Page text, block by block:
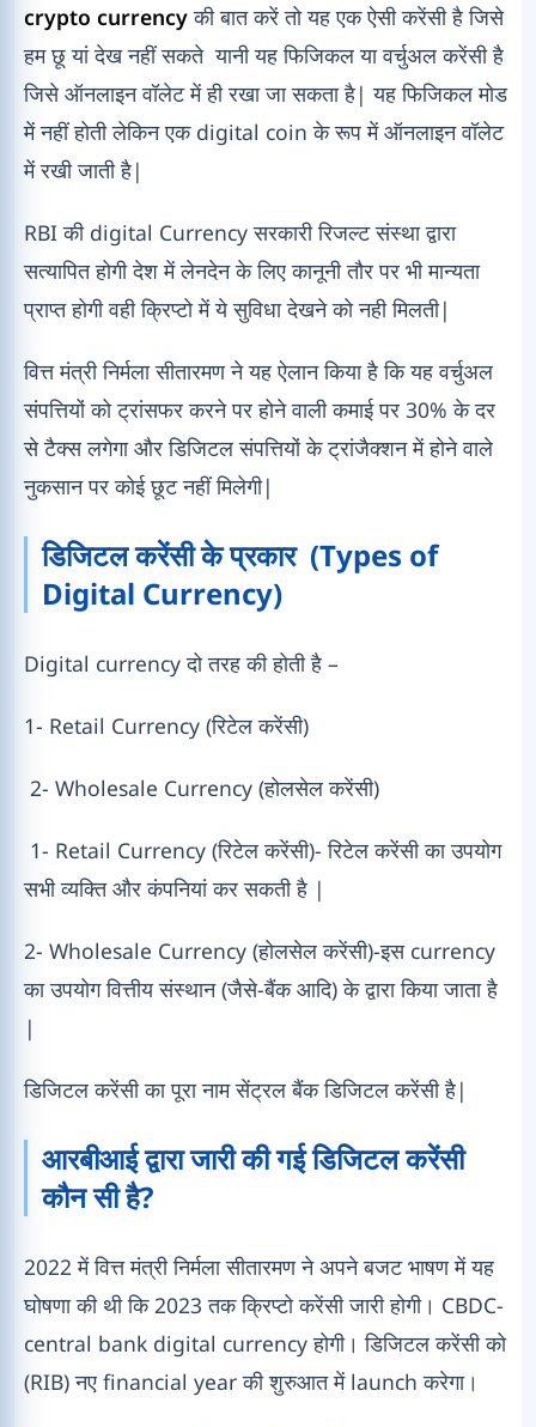
crypto currencyकी बात करें तो यह एक ऐसी करेंसी है जिसे
हम छू यां देख नहीं सकते यानी यह फिजिकल या वर्चुअल करेंसी है
जिसे ऑनलाइन वॉलेट में ही रखा जा सकता है| यह फिजिकल मोड
में नहीं होती लेकिन एक digital coin के रूप में ऑनलाइन वॉलेट
में रखी जाती है|
RBI की digital Currency सरकारी रिजल्ट संस्था द्वारा
सत्यापित होगी देश में लेनदेन के लिए कानूनी तौर पर भी मान्यता
प्राप्त होगी वही क्रिप्टो में ये सुविधा देखने को नही मिलती|
वित्त मंत्री निर्मला सीतारमण ने यह ऐलान किया है कि यह वर्चुअल
संपत्तियों को ट्रांसफर करने पर होने वाली कमाई पर 30% के दर
से टैक्स लगेगा और डिजिटल संपत्तियों के ट्रांजैक्शन में होने वाले
नुकसान पर कोई छूट नहीं मिलेगी|
डिजिटल करेंसी के प्रकार (Types of
Digital Currency)
Digital currency दो तरह की होती है –
1- Retail Currency (रिटेल करेंसी)
2- Wholesale Currency (होलसेल करेंसी)
1- Retail Currency (रिटेल करेंसी)- रिटेल करेंसी का उपयोग
सभी व्यक्ति और कंपनियां कर सकती है |
2- Wholesale Currency (होलसेल करेंसी)-इस currency
का उपयोग वित्तीय संस्थान (जैसे-बैंक आदि) के द्वारा किया जाता है
|
डिजिटल करेंसी का पूरा नाम सेंट्रल बैंक डिजिटल करेंसी है|
आरबीआई द्वारा जारी की गई डिजिटल करेंसी
कौन सी है?
2022 में वित्त मंत्री निर्मला सीतारमण ने अपने बजट भाषण में यह
घोषणा की थी कि 2023 तक क्रिप्टो करेंसी जारी होगी। CBDC-
central bank digital currency होगी। डिजिटल करेंसी को
(RIB) नए financial year की शुरुआत में launch करेगा।